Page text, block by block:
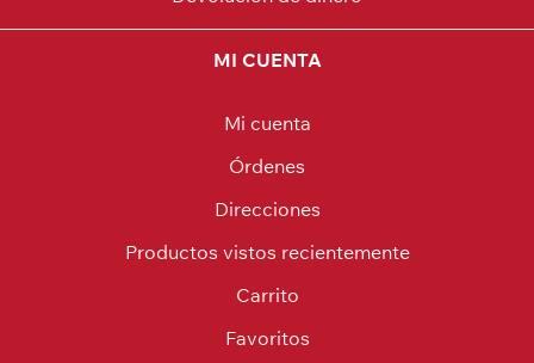
MI CUENTA
Mi cuenta
Órdenes
Direcciones
Productos vistos recientemente
Carrito
Favoritos